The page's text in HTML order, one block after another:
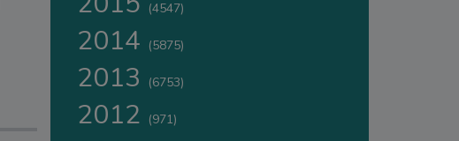
(4547)
2014 (5875)
2013 (6753)
2012 (971)